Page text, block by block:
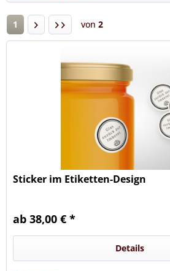
1 von 2
Sticker im Etiketten-Design
ab 38,00 € *
Details